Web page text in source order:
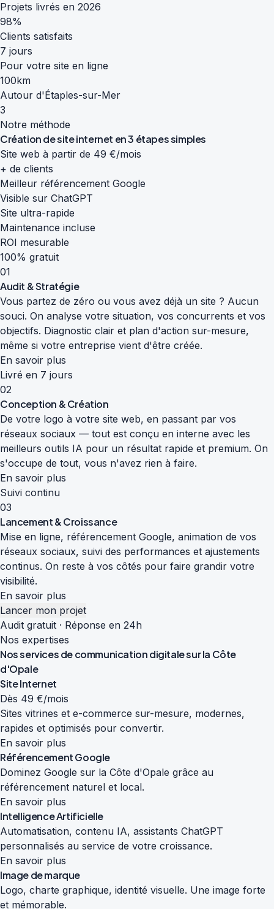
Projets livrés en 2026
98%
Clients satisfaits
7 jours
Pour votre site en ligne
100km
Autour d'Étaples-sur-Mer
3
Notre méthode
Création de site internet en3 étapes simples
Site web à partir de 49 €/mois
+ de clients
Meilleur référencement Google
Visible sur ChatGPT
Site ultra-rapide
Maintenance incluse
ROI mesurable
100% gratuit
01
Audit & Stratégie
Vous partez de zéro ou vous avez déjà un site ? Aucun
souci. On analyse votre situation, vos concurrents et vos
objectifs. Diagnostic clair et plan d'action sur-mesure,
même si votre entreprise vient d'être créée.
En savoir plus
Livré en 7 jours
02
Conception & Création
De votre logo à votre site web, en passant par vos
réseaux sociaux — tout est conçu en interne avec les
meilleurs outils IA pour un résultat rapide et premium. On
s'occupe de tout, vous n'avez rien à faire.
En savoir plus
Suivi continu
03
Lancement & Croissance
Mise en ligne, référencement Google, animation de vos
réseaux sociaux, suivi des performances et ajustements
continus. On reste à vos côtés pour faire grandir votre
visibilité.
En savoir plus
Lancer mon projet
Audit gratuit · Réponse en 24h
Nos expertises
Nos services decommunication digitalesur la Côte
d'Opale
Site Internet
Dès 49 €/mois
Sites vitrines et e-commerce sur-mesure, modernes,
rapides et optimisés pour convertir.
En savoir plus
Référencement Google
Dominez Google sur la Côte d'Opale grâce au
référencement naturel et local.
En savoir plus
Intelligence Artificielle
Automatisation, contenu IA, assistants ChatGPT
personnalisés au service de votre croissance.
En savoir plus
Image de marque
Logo, charte graphique, identité visuelle. Une image forte
et mémorable.